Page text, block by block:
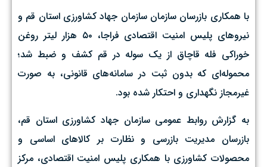
با همکاری بازرسان سازمان سازمان جهاد کشاورزی استان قم و
نیروهای پلیس امنیت اقتصادی فراجا، ۵۰ هزار لیتر روغن
خوراکی فله قاچاق از یک سوله در قم کشف و ضبط شد؛
محموله‌ای که بدون ثبت در سامانه‌های قانونی، به صورت
غیرمجاز نگهداری و احتکار شده بود.
به گزارش روابط عمومی سازمان جهاد کشاورزی استان قم،
بازرسان مدیریت بازرسی و نظارت بر کالاهای اساسی و
محصولات کشاورزی با همکاری پلیس امنیت اقتصادی، مرکز